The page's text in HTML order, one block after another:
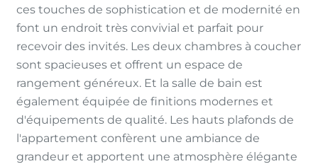
ces touches de sophistication et de modernité en
font un endroit très convivial et parfait pour
recevoir des invités. Les deux chambres à coucher
sont spacieuses et offrent un espace de
rangement généreux. Et la salle de bain est
également équipée de finitions modernes et
d'équipements de qualité. Les hauts plafonds de
l'appartement confèrent une ambiance de
grandeur et apportent une atmosphère élégante